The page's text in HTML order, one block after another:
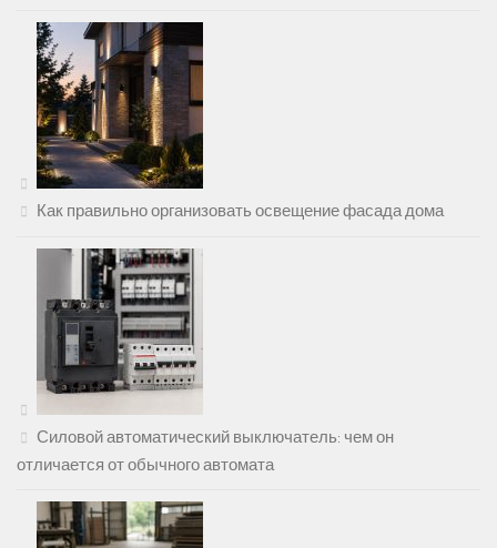
Как правильно организовать освещение фасада дома
Силовой автоматический выключатель: чем он
отличается от обычного автомата